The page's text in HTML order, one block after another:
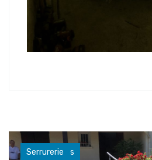
Garde-corps
Serrurerie